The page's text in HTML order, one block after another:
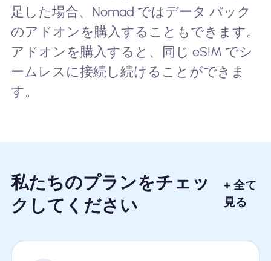
足した場合、Nomad ではデータ パック
のアドオンを購入することもできます。
アドオンを購入すると、同じ eSIM でシ
ームレスに接続し続けることができま
す。
私たちのプランをチェッ
クしてください
+ 全て
見る